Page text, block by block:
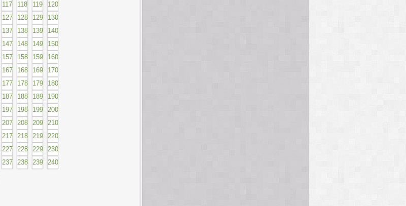
117 118 119
120
127 128 129
130
137 138 139
140
147 148 149
150
157 158 159
160
167 168 169
170
177 178 179
180
187 188 189
190
197 198 199 200
207 208 209 210
217 218 219 220
227 228 229 230
237 238 239 240